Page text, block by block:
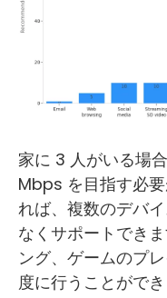
家に 3 人がいる場
Mbps を目指す必
れば、複数のデバ
なくサポートでき
ング、ゲームのプ
度に行うことができ